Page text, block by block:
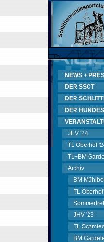
NEWS +
DER SSCT
DER
DER
JHV '24
TL Oberhof
TL+BM
Archiv
BM
TL Oberhof
JHV '23
TL
BM